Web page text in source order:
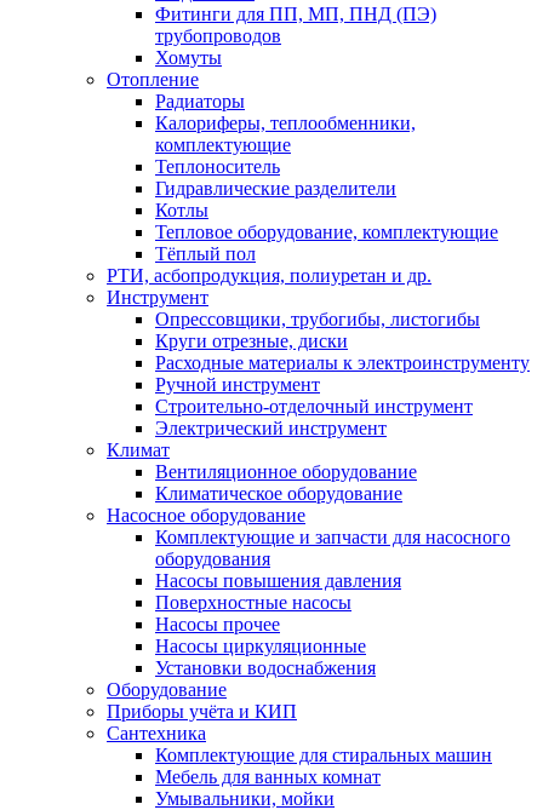
Фитинги для ПП, МП, ПНД (ПЭ)
трубопроводов
Хомуты
Отопление
Радиаторы
Калориферы, теплообменники,
комплектующие
Теплоноситель
Гидравлические разделители
Котлы
Тепловое оборудование, комплектующие
Тёплый пол
РТИ, асбопродукция, полиуретан и др.
Инструмент
Опрессовщики, трубогибы, листогибы
Круги отрезные, диски
Расходные материалы к электроинструменту
Ручной инструмент
Строительно-отделочный инструмент
Электрический инструмент
Климат
Вентиляционное оборудование
Климатическое оборудование
Насосное оборудование
Комплектующие и запчасти для насосного
оборудования
Насосы повышения давления
Поверхностные насосы
Насосы прочее
Насосы циркуляционные
Установки водоснабжения
Оборудование
Приборы учёта и КИП
Сантехника
Комплектующие для стиральных машин
Мебель для ванных комнат
Умывальники, мойки